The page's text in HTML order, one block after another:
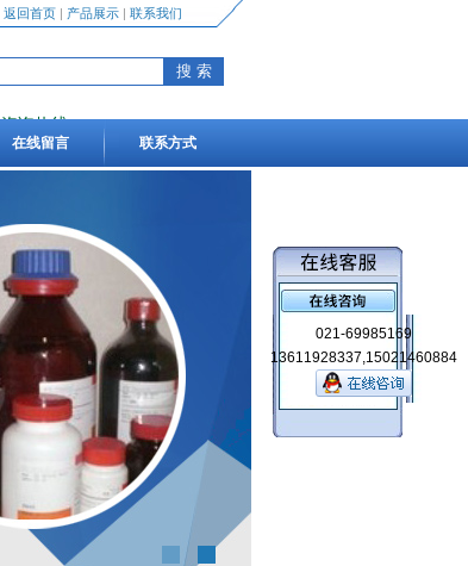
返回首页| 产品展示| 联系我们
咨询热线
13611928337,15021460884
在线留言 联系方式
021-69985169
13611928337,15021460884